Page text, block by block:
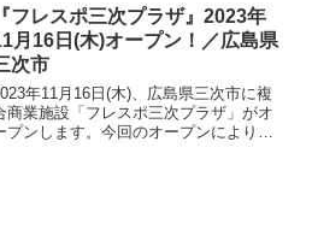
店です。ヤオコー種店地域別店舗数一覧
域店舗数栃...
『フレスポ三次プラザ』2023年
月16日(木)オープン！／広島県
次市
年11月16日(木)、広島県三次市に複
商業施設「フレスポ三次プラザ」がオ
プンします。今回のオープンにより広